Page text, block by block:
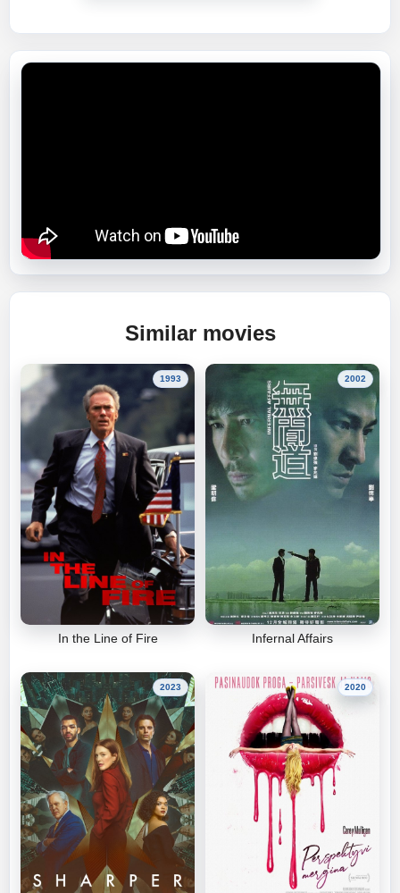
Similar movies
1993
In the Line of Fire
2002
Infernal Affairs
2023 2020